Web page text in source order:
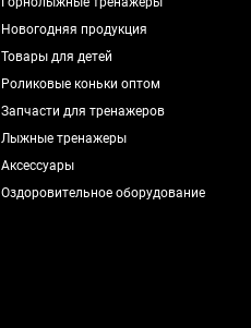
Новогодняя продукция
Товары для детей
Роликовые коньки оптом
Запчасти для тренажеров
Лыжные тренажеры
Аксессуары
Оздоровительное оборудование